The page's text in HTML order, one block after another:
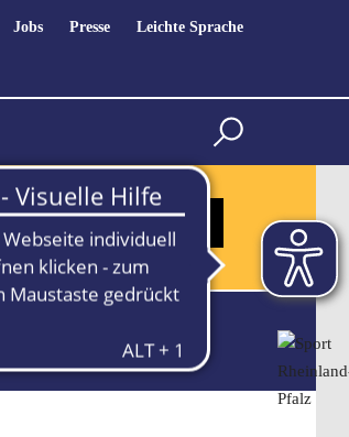
Jobs Presse Leichte Sprache